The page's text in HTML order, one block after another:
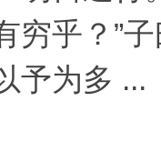
穷乎？”
予为多 ...